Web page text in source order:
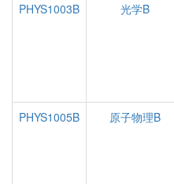
PHYS1003B
光学B
PHYS1005B
原子物理B